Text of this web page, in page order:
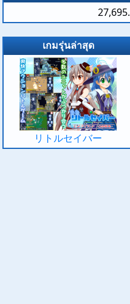
27,695.
เกมรุ่นล่าสุด
リトルセイバー